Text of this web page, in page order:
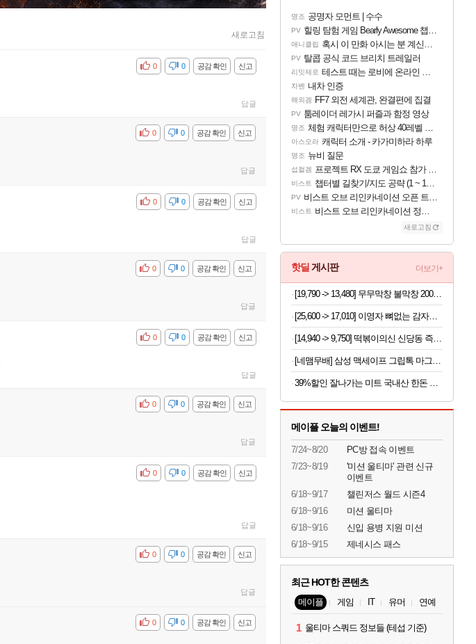
새로고침
신고
공감 확인
비공감 0
0
답글
신고
공감 확인
비공감 0
0
답글
신고
공감 확인
비공감 0
0
답글
신고
공감 확인
비공감 0
0
답글
신고
공감 확인
비공감 0
0
답글
신고
공감 확인
비공감 0
0
답글
신고
공감 확인
비공감 0
0
답글
신고
공감 확인
비공감 0
0
답글
신고
공감 확인
비공감 0
0
명조 공명자 모먼트 | 수수
PV 힐링 탐험 게임 Bearly Awesome 챕터 1 트레일러
애니클립 혹시 이 만화 아시는 분 계신가요
PV 탈콥 공식 코드 브리치 트레일러
리밋제로 테스트 때는 로비에 온라인 기능이 있는데
차벤 내차 인증
해외겜 FF7 외전 세계관, 완결편에 집결
PV 툼레이더 레가시 퍼즐과 함정 영상
명조 체험 캐릭터만으로 허상 40레벨 하이와티아 5분 컷!｜에이메스·린네·모니에 명함
아스오라 캐릭터 소개 - 카가미하라 하루
명조 뉴비 질문
섭컬겜 프로젝트 RX 도쿄 게임쇼 참가 결정
비스트 챕터별 길찾기/지도 공략 (1 ~ 12장)
PV 비스트 오브 리인카네이션 오픈 트레일러
비스트 비스트 오브 리인카네이션 정보/공략글 모음
새로고침
핫딜 게시판 더보기+
[19,790 -> 13,480] 무무막창 불막창 200g x 4개
[25,600 -> 17,010] 이영자 뼈없는 감자탕 900g x 2개
39%할인 잘나가는 미트 국내산 한돈 꽃목살, 500g, 2팩
메이플 오늘의 이벤트!
7/24~8/20
PC방 접속 이벤트
7/23~8/19
'미션 울티마' 관련 신규
이벤트
6/18~9/17
챌린저스 월드 시즌4
6/18~9/16
미션 울티마
6/18~9/16
신입 용병 지원 미션
6/18~9/15
제네시스 패스
최근 HOT한 콘텐츠
메이플 게임 IT 유머 연예
1 울티마 스쿼드 정보들 (테섭 기준)